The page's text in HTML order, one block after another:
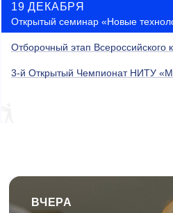
19 ДЕКАБРЯ
Открытый семинар «Новые
Отборочный этап Всероссийского
3-й Открытый Чемпионат НИТУ
ВЧЕРА